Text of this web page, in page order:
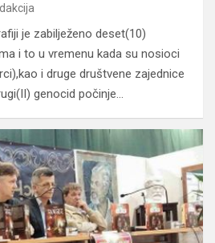
je zabilježeno deset(10)
i to u vremenu kada su nosioci
i druge društvene zajednice
genocid počinje…